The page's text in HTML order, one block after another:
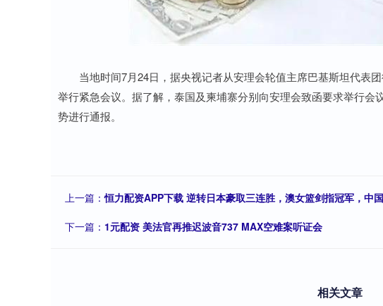
当地时间7月24日，据央视记者从安理会轮值主席巴基斯坦代表
举行紧急会议。据了解，泰国及柬埔寨分别向安理会致函要求举行
势进行通报。
上一篇：恒力配资APP下载 逆转日本豪取三连胜，澳女篮剑指冠军，中
下一篇： 1元配资 美法官再推迟波音737 MAX空难案听证会
相关文章